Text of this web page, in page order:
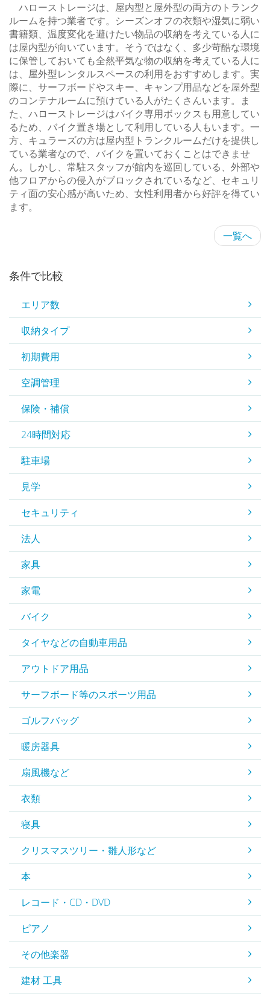
ハローストレージは、屋内型と屋外型の両方のトランク
ルームを持つ業者です。シーズンオフの衣類や湿気に弱い
書籍類、温度変化を避けたい物品の収納を考えている人に
は屋内型が向いています。そうではなく、多少苛酷な環境
に保管しておいても全然平気な物の収納を考えている人に
は、屋外型レンタルスペースの利用をおすすめします。実
際に、サーフボードやスキー、キャンプ用品などを屋外型
のコンテナルームに預けている人がたくさんいます。ま
た、ハローストレージはバイク専用ボックスも用意してい
るため、バイク置き場として利用している人もいます。一
方、キュラーズの方は屋内型トランクルームだけを提供し
ている業者なので、バイクを置いておくことはできませ
ん。しかし、常駐スタッフが館内を巡回している、外部や
他フロアからの侵入がブロックされているなど、セキュリ
ティ面の安心感が高いため、女性利用者から好評を得てい
ます。
一覧へ
条件で比較
エリア数
収納タイプ
初期費用
空調管理
保険・補償
24時間対応
駐車場
見学
セキュリティ
法人
家具
家電
バイク
タイヤなどの自動車用品
アウトドア用品
サーフボード等のスポーツ用品
ゴルフバッグ
暖房器具
扇風機など
衣類
寝具
クリスマスツリー・雛人形など
本
レコード・CD・DVD
ピアノ
その他楽器
建材 工具